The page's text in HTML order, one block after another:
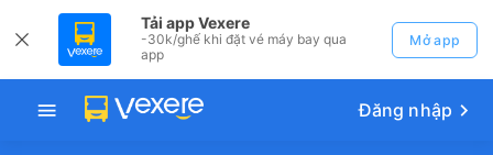
Tải app Vexere
-30k/ghế khi đặt vé máy bay qua
app
Mở app
Đăng nhập